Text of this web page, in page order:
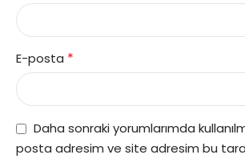
E-posta *
Daha sonraki yorumlarımda
posta adresim ve site adresim bu